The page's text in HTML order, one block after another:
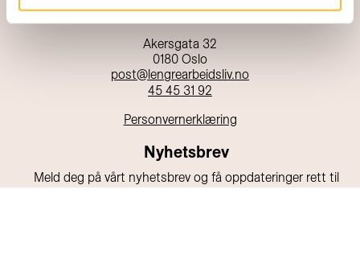
Direktør: Kari Østerud
Akersgata 32
0180 Oslo
post@lengrearbeidsliv.no
45 45 31 92
Personvernerklæring
Nyhetsbrev
Meld deg på vårt nyhetsbrev og få oppdateringer rett til